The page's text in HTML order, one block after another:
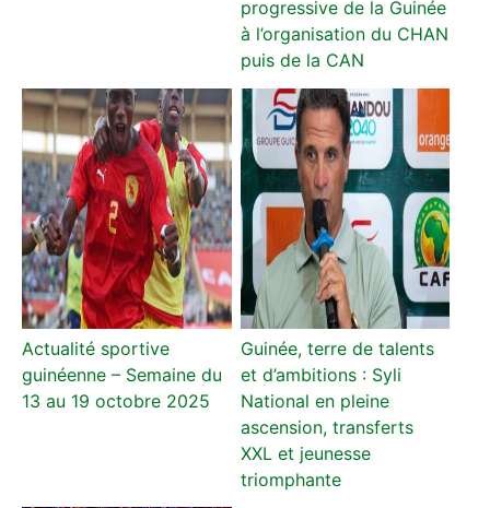
progressive de la Guinée
à l’organisation du CHAN
puis de la CAN
Actualité sportive
guinéenne – Semaine du
13 au 19 octobre 2025
Guinée, terre de talents
et d’ambitions : Syli
National en pleine
ascension, transferts
XXL et jeunesse
triomphante